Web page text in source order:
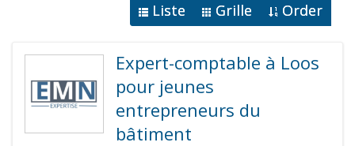
Liste Grille Order
Expert-comptable à Loos
pour jeunes
entrepreneurs du
bâtiment